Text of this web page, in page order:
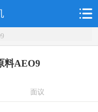
料AEO9
面议